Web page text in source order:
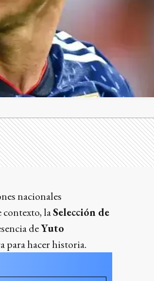
nacionales
contexto, laSelección de
deYuto
para hacer historia.